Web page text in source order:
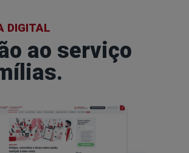
DIGITAL
ao serviço